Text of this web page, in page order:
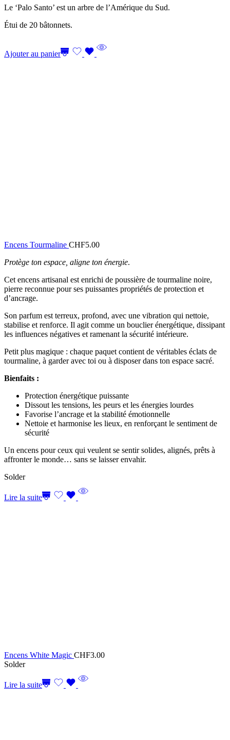
Le ‘Palo Santo’ est un arbre de l’Amérique du Sud.
Étui de 20 bâtonnets.
Ajouter au panier
Encens Tourmaline CHF5.00
Protège ton espace, aligne ton énergie.
Cet encens artisanal est enrichi de poussière de tourmaline noire,
pierre reconnue pour ses puissantes propriétés de protection et
d’ancrage.
Son parfum est terreux, profond, avec une vibration qui nettoie,
stabilise et renforce. Il agit comme un bouclier énergétique, dissipant
les influences négatives et ramenant la sécurité intérieure.
Petit plus magique : chaque paquet contient de véritables éclats de
tourmaline, à garder avec toi ou à disposer dans ton espace sacré.
Bienfaits :
Protection énergétique puissante
Dissout les tensions, les peurs et les énergies lourdes
Favorise l’ancrage et la stabilité émotionnelle
Nettoie et harmonise les lieux, en renforçant le sentiment de
sécurité
Un encens pour ceux qui veulent se sentir solides, alignés, prêts à
affronter le monde… sans se laisser envahir.
Solder
Lire la suite
Encens White Magic CHF3.00
Solder
Lire la suite